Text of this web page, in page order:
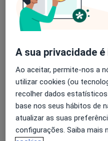
Membro efetivo da
Portugueses (Cédula
Psicóloga Clínica em
adolescentes e adultos.
intervenção e prevenção
Mestre em Psicologia
Faculdade de Psicologia
Pós-Graduação em
Comportamental –
Acreditado pela OPP.
Psicopatologia e
maisSobre mim
Principais doenças tratadas
Bulimia Nervosa
Transtornos De Estresse
A sua privacidade
Ao aceitar, permite-nos a
utilizar cookies (ou
recolher dados
base nos seus hábitos de
atualizar as suas
configurações. Saiba mais